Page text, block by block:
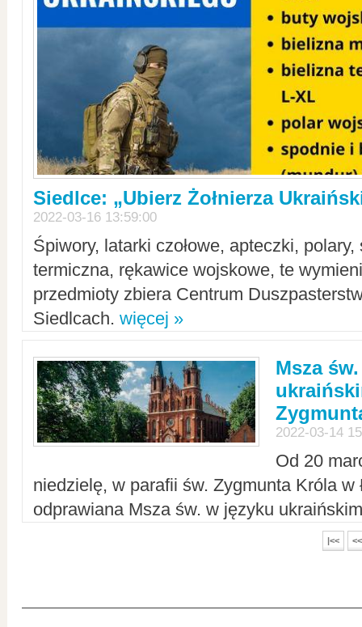
Siedlce: „Ubierz Żołnierza
2022-03-16 13:59:00
Śpiwory, latarki czołowe, apteczki,
termiczna, rękawice wojskowe, te
przedmioty zbiera Centrum
Siedlcach. więcej »
Msza
2022-03-14
Od 20
niedzielę, w parafii św. Zygmunta Króla w
odprawiana Msza św. w języku
|<< <<